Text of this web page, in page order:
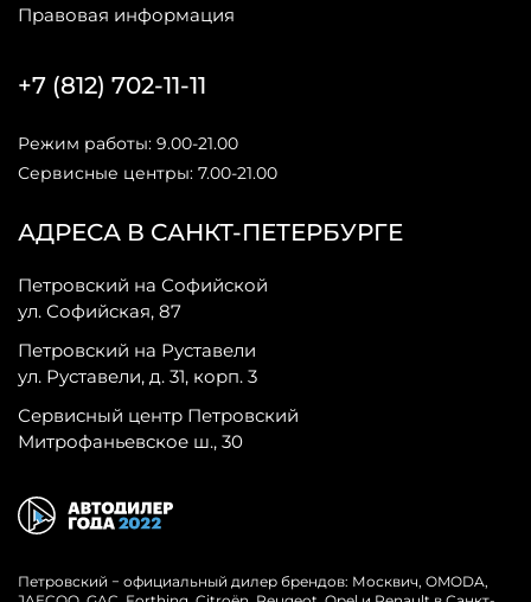
Правовая информация
АДРЕСА В САНКТ-ПЕТЕРБУРГЕ
Петровский на Софийской
ул. Софийская, 87
Петровский на Руставели
ул. Руставели, д. 31, корп. 3
Сервисный центр Петровский
Митрофаньевское ш., 30
+7 (812) 702-11-11
Режим работы: 9.00-21.00
Сервисные центры: 7.00-21.00
Петровский − официальный дилер брендов: Москвич, OMODA,